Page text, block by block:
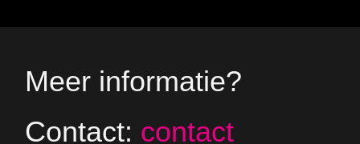
Meer informatie?
Contact: contact